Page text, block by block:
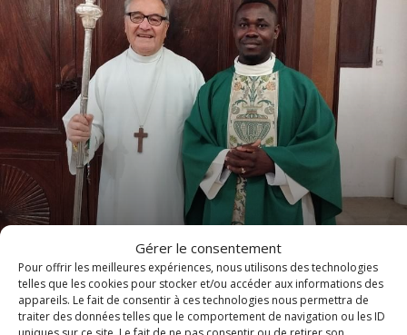
Gérer le consentement
Pour offrir les meilleures expériences, nous utilisons des technologies
telles que les cookies pour stocker et/ou accéder aux informations des
appareils. Le fait de consentir à ces technologies nous permettra de
traiter des données telles que le comportement de navigation ou les ID
Arrivée du Père David
article